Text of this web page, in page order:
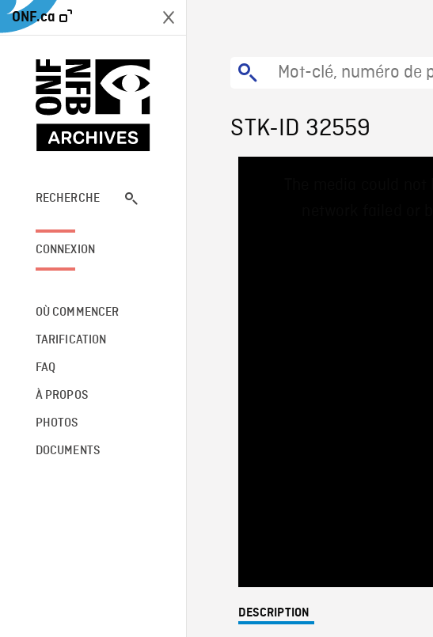
ONF.ca
RECHERCHE
CONNEXION
OÙ COMMENCER
TARIFICATION
FAQ
À PROPOS
PHOTOS
DOCUMENTS
STK-ID 32559
DESCRIPTION